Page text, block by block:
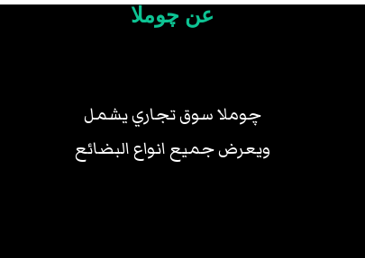
عن چوملا
چوملا سوق تجاري يشمل
ويعرض جميع انواع البضائع